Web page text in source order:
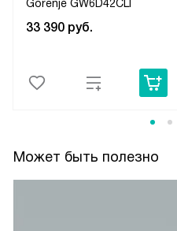
Gorenje GW6D42CLI
33 390 руб.
Может быть полезно